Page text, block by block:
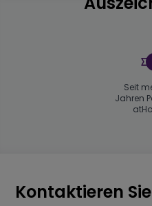
Seit
Jahren
Kontaktieren